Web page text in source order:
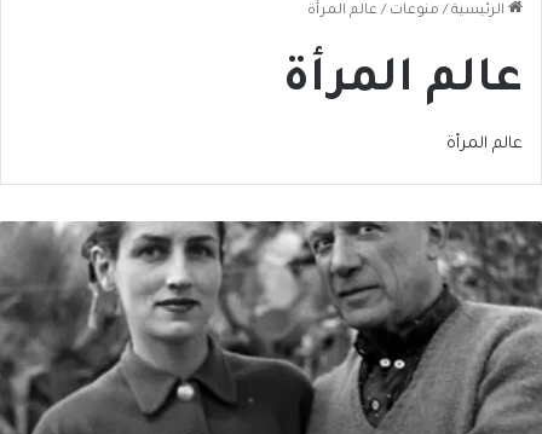
الرئيسية / منوعات / عالم المرأة
عالم المرأة
عالم المرأة
مُلْهِمَات
مُهْمَلات
غير
سعيدات